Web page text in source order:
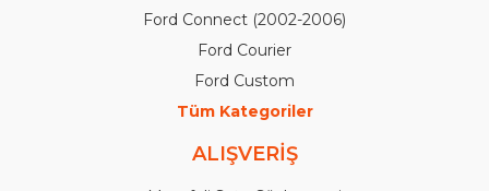
Ford Connect (2002-2006)
Ford Courier
Ford Custom
Tüm Kategoriler
ALIŞVERİŞ